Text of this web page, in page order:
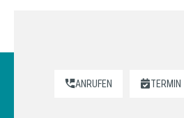
ANRUFEN TERMIN